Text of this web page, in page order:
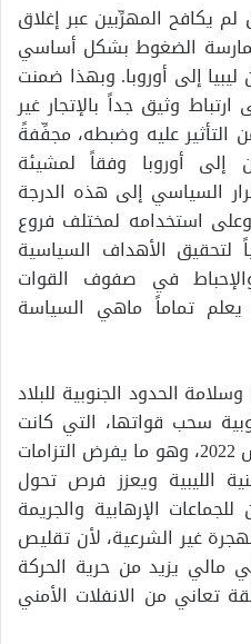
لم يكافح المهرِّبين عبر إغلاق
ممارسة الضغوط بشكل أساسي
إلى أوروبا. وبهذا ضمنت
وثيق جداً بالإتجار غير
التأثير عليه وضبطه، مجفِّفةً
إلى أوروبا وفقاً لمشيئة
السياسي إلى هذه الدرجة
استخدامه لمختلف فروع
لتحقيق الأهداف السياسية
في صفوف القوات
تماماً ماهي السياسة
الحدود الجنوبية للبلاد
سحب قواتها، التي كانت
في مالي في منتصف آغسطس 2022، وهو ما يفرض التزامات
الليبية ويعزز فرص تحول
الإرهابية والجريمة
غير الشرعية، لأن تقليص
مالي يزيد من حرية الحركة
تعاني من الانفلات الأمني